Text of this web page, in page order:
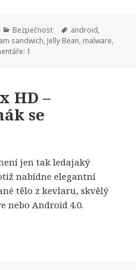
Rubriky:
Bezpečnost Štítky:
android,
sandwich, Jelly Bean, malware,
1
HD –
se
jen tak ledajaký
nabídne elegantní
tělo z kevlaru, skvělý
nebo Android 4.0.
Atrix HD – americký